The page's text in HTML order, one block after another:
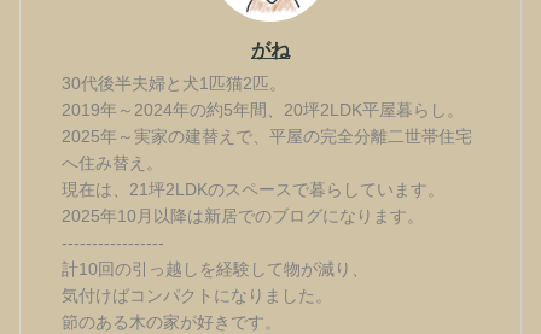
がね
30代後半夫婦と犬1匹猫2匹。
2019年～2024年の約5年間、20坪2LDK平屋暮らし。
2025年～実家の建替えで、平屋の完全分離二世帯住宅
へ住み替え。
現在は、21坪2LDKのスペースで暮らしています。
2025年10月以降は新居でのブログになります。
-----------------
計10回の引っ越しを経験して物が減り、
気付けばコンパクトになりました。
節のある木の家が好きです。